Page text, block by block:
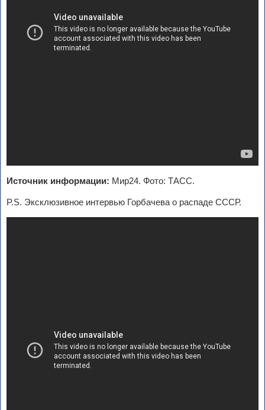
Источник информации: Мир24. Фото: ТАСС.
P.S. Эксклюзивное интервью Горбачева о распаде СССР.